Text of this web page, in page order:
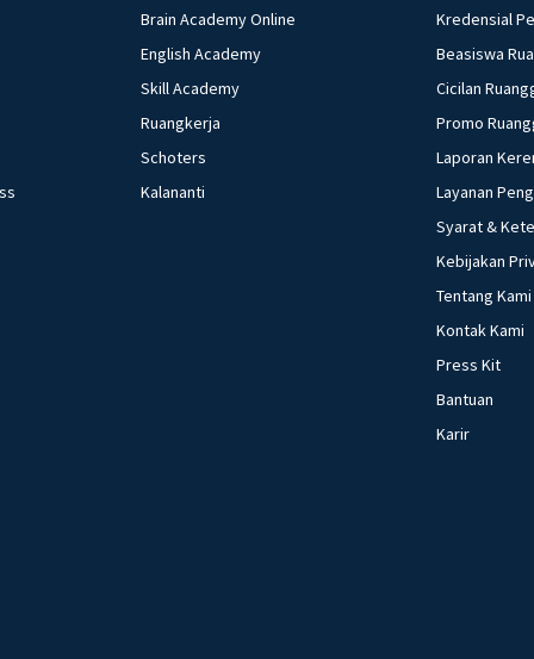
39. Maksud
Penyebab
Seringkali
di masyarakat,
contoh perilaku
tradisi di kearifan lokal Nusantara 44.
kondisi
kehidupan sosial
perubahan sosial
fungsi asli uang
Brain Academy Online
English Academy
Skill Academy
Ruangkerja
Schoters
Kalananti
Kredensial
Beasiswa
Cicilan
Promo
Laporan
Layanan
Syarat &
Kebijakan
Tentang Kami
Kontak Kami
Press Kit
Bantuan
Karir